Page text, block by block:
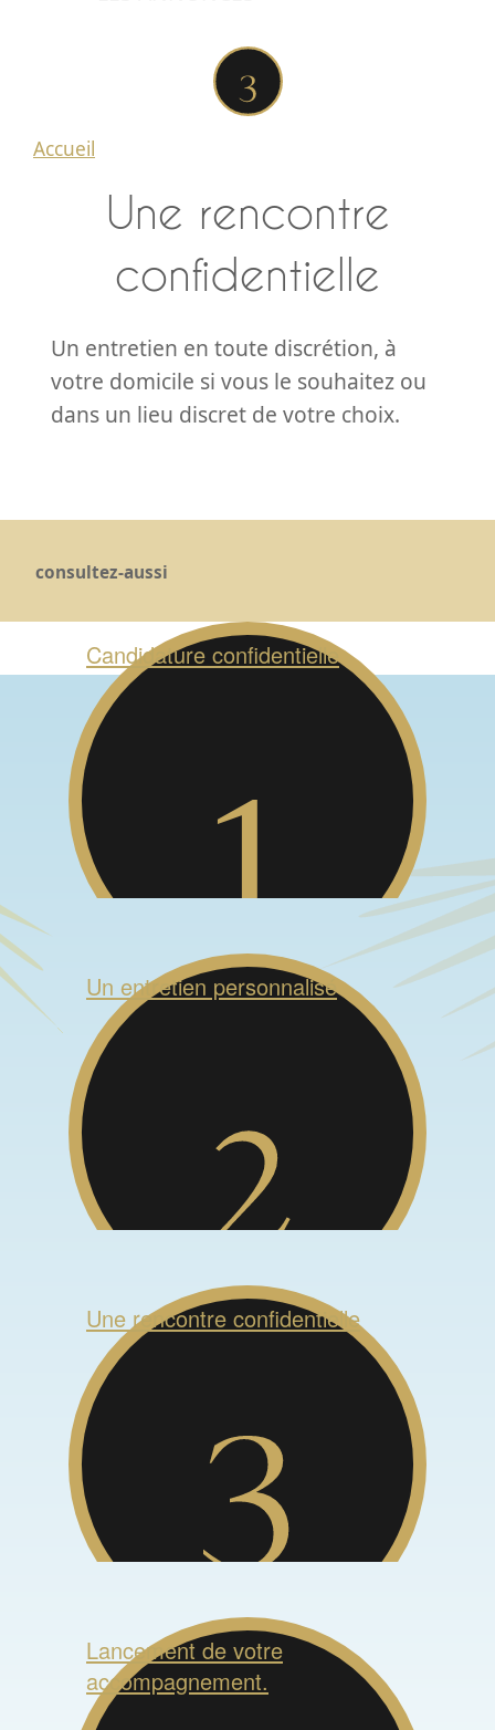
Accueil
Une rencontre
confidentielle
Un entretien en toute discrétion, à
votre domicile si vous le souhaitez ou
dans un lieu discret de votre choix.
consultez-aussi
Candidature confidentielle
Un entretien personnalisé
Une rencontre confidentielle
Lancement de votre
accompagnement.